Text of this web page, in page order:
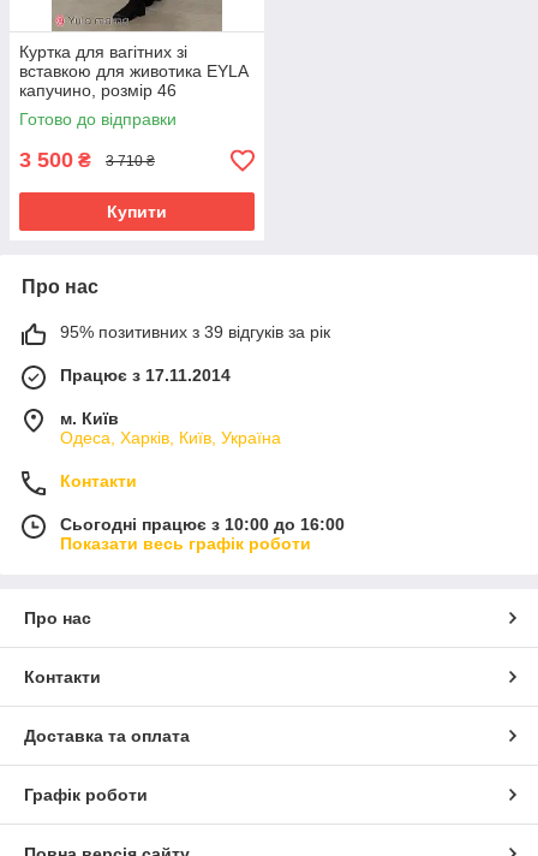
Куртка для вагітних зі
вставкою для животика EYLA
капучино, розмір 46
Готово до відправки
3 500 ₴ 3 710 ₴
Купити
Про нас
95% позитивних з 39 відгуків за рік
Працює з 17.11.2014
м. Київ
Одеса, Харків, Київ, Україна
Контакти
Сьогодні працює з 10:00 до 16:00
Показати весь графік роботи
Про нас
Контакти
Доставка та оплата
Графік роботи